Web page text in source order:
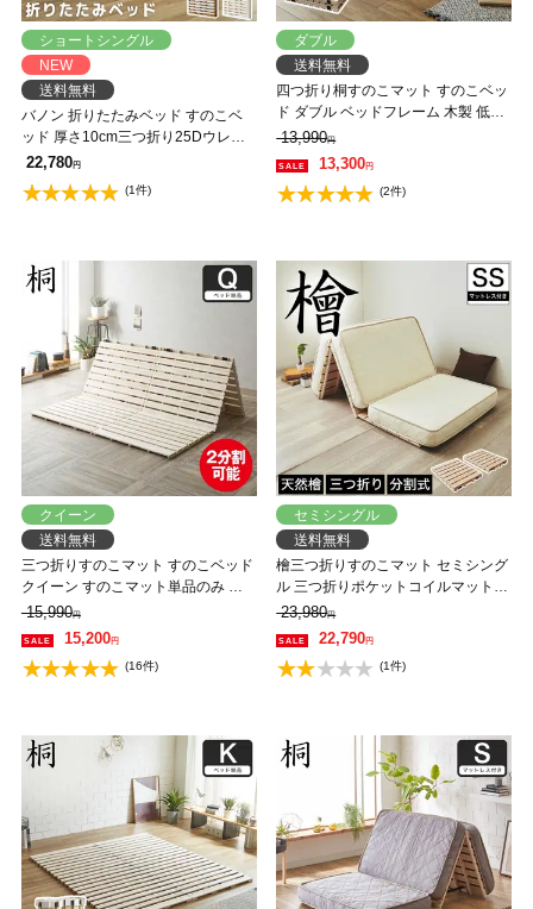
ショートシングル
NEW
送料無料
バノン 折りたたみベッド すのこベ
ッド 厚さ10cm三つ折り25Dウレタ
ンマットレス付き シングルショート
木製 頑丈 耐荷重700kgクリア 組み
立てラクラク
22,780円
(1件)
ダブル
送料無料
四つ折り桐すのこマット すのこベッ
ド ダブル ベッドフレーム 木製 低ホ
ルムアルデヒド 軽量 軽い コンパク
ト すのこマット 桐
13,990円
13,300円
(2件)
クイーン
送料無料
三つ折りすのこマット すのこベッド
クイーン すのこマット単品のみ 木
製 桐 二分割可能 完成品 低ホルムア
ルデヒド 布団が干せる
15,990円
15,200円
(16件)
セミシングル
送料無料
檜三つ折りすのこマット セミシング
ル 三つ折りポケットコイルマットレ
ス付き 木製 檜 完成品 軽量 二分割可
23,980円
22,790円
(1件)